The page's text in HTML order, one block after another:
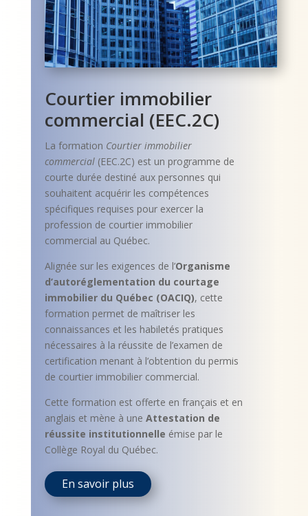
Courtier immobilier
commercial (EEC.2C)
La formation Courtier immobilier
commercial(EEC.2C) est un programme de
courte durée destiné aux personnes qui
souhaitent acquérir les compétences
spécifiques requises pour exercer la
profession de courtier immobilier
commercial au Québec.
Alignée sur les exigences de l’Organisme
d’autoréglementation du courtage
immobilier du Québec (OACIQ), cette
formation permet de maîtriser les
connaissances et les habiletés pratiques
nécessaires à la réussite de l’examen de
certification menant à l’obtention du permis
de courtier immobilier commercial.
Cette formation est offerte en français et en
anglais et mène à une Attestation de
réussite institutionnelle émise par le
Collège Royal du Québec.
En savoir plus